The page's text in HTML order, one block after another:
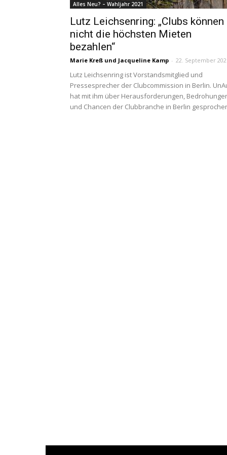
Alles Neu? – Wahljahr 2021
Lutz Leichsenring: „Clubs können
nicht die höchsten Mieten
bezahlen“
Marie Kreß und Jacqueline Kamp - 22. September
Lutz Leichsenring ist Vorstandsmitglied und
Pressesprecher der Clubcommission in Berlin.
hat mit ihm über Herausforderungen,
und Chancen der Clubbranche in Berlin